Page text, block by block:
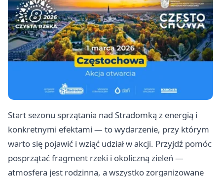
Start sezonu sprzątania nad Stradomką z energią i
konkretnymi efektami — to wydarzenie, przy którym
warto się pojawić i wziąć udział w akcji. Przyjdź pomóc
posprzątać fragment rzeki i okoliczną zieleń —
atmosfera jest rodzinna, a wszystko zorganizowane